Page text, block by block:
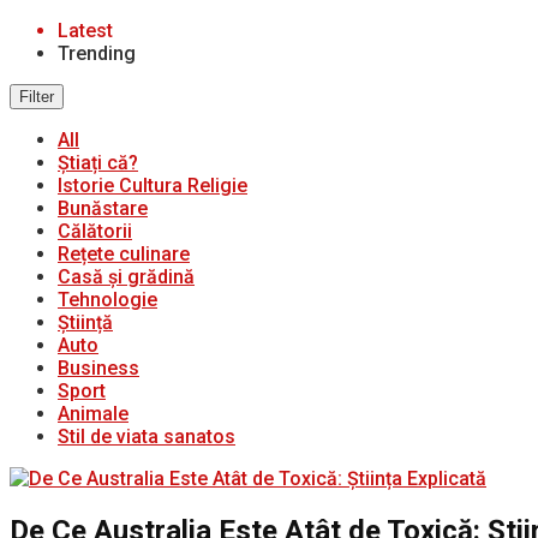
Latest
Trending
Filter
All
Știați că?
Istorie Cultura Religie
Bunăstare
Călătorii
Rețete culinare
Casă și grădină
Tehnologie
Știință
Auto
Business
Sport
Animale
Stil de viata sanatos
De Ce Australia Este Atât de Toxică: